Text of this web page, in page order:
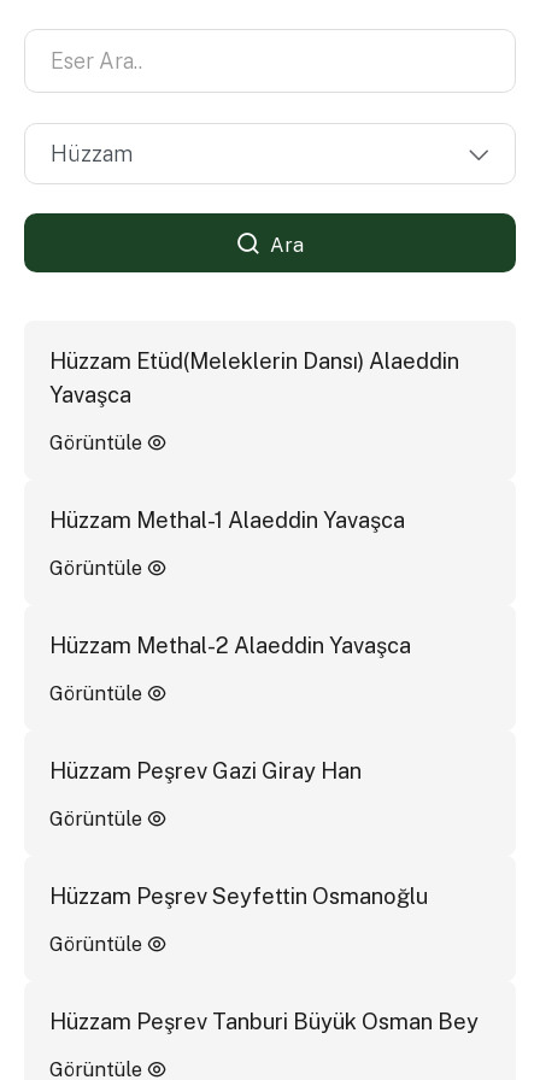
Ara
Hüzzam Etüd(Meleklerin Dansı) Alaeddin
Yavaşca
Görüntüle
Hüzzam Methal-1 Alaeddin Yavaşca
Görüntüle
Hüzzam Methal-2 Alaeddin Yavaşca
Görüntüle
Hüzzam Peşrev Gazi Giray Han
Görüntüle
Hüzzam Peşrev Seyfettin Osmanoğlu
Görüntüle
Hüzzam Peşrev Tanburi Büyük Osman Bey
Görüntüle